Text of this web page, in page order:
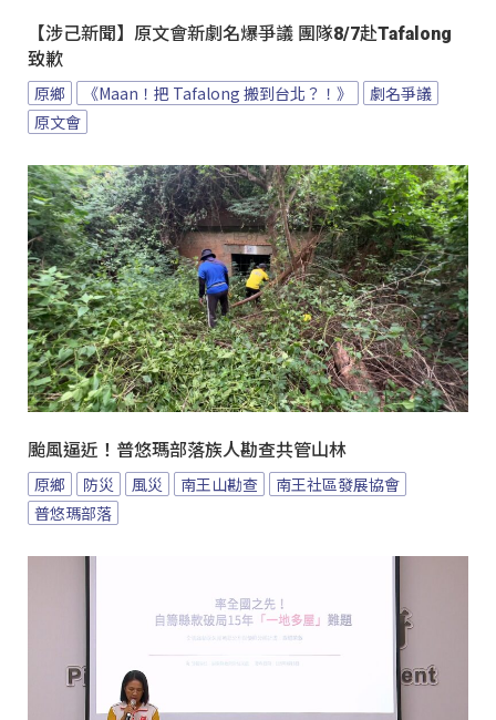
【涉己新聞】原文會新劇名爆爭議 團隊8/7赴Tafalong
致歉
原鄉 《Maan！把 Tafalong 搬到台北？！》
劇名爭議
原文會
颱風逼近！普悠瑪部落族人勘查共管山林
原鄉 防災 風災 南王山勘查
南王社區發展協會
普悠瑪部落